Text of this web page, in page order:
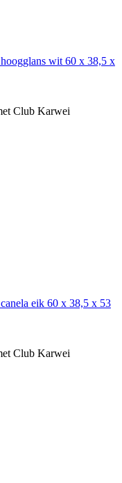
wit 60 x 38,5 x
Club Karwei
eik 60 x 38,5 x 53
Club Karwei